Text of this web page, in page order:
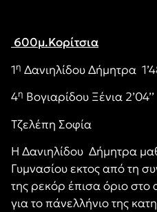
600μ.Κορίτσια
1η Δανιηλίδου Δήμητρα
4η Βογιαρίδου Ξένια 2’04’’
Τζελέπη Σοφία
Η Δανιηλίδου Δήμητρα
Γυμνασίου εκτος από τη
της ρεκόρ έπισα όριο
για το πάνελλήνιο της